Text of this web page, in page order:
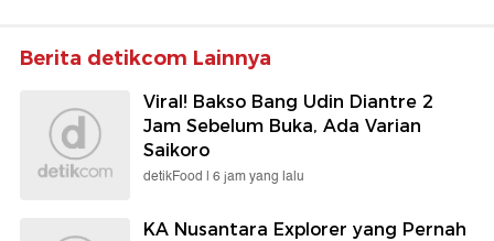
Berita detikcom Lainnya
Viral! Bakso Bang Udin Diantre 2
Jam Sebelum Buka, Ada Varian
Saikoro
detikFood | 6 jam yang lalu
KA Nusantara Explorer yang Pernah